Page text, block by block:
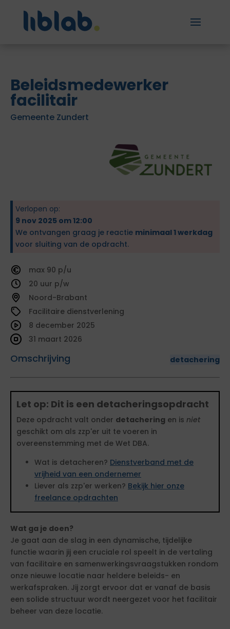
Beleidsmedewerker
facilitair
Gemeente Zundert
Verlopen op:
9 nov 2025 om 12:00
We ontvangen graag je reactie minimaal 1 werkdag
voor sluiting van de opdracht.
90
20
Noord-Brabant
Facilitaire dienstverlening
Omschrijving detachering
8 december 2025
31 maart 2026
Let op: Dit is een detacheringsopdracht
Deze opdracht valt onder detachering en is niet
geschikt om als zzp'er uit te voeren in
overeenstemming met de Wet DBA.
Wat is detacheren? Dienstverband met de
vrijheid van een ondernemer
Liever als zzp'er werken? Bekijk hier onze
freelance opdrachten
Wat ga je doen?
Je gaat aan de slag in een dynamische, tijdelijke
functie waarin jij een cruciale rol speelt in de vertaling
van facilitaire en samenwerkingsvraagstukken rondom
onze nieuwe locatie naar heldere beleids- en
werkafspraken. Jij zorgt ervoor dat er vanaf de basis
een solide structuur wordt neergezet voor het facilitair
beheer van deze locatie.